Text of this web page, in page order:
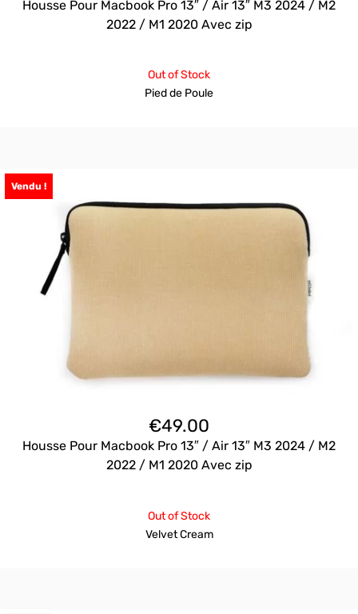
Housse Pour Macbook Pro 13″ / Air 13″ M3 2024 / M2
2022 / M1 2020 Avec zip
Out of Stock
Pied de Poule
Vendu !
€49.00
Housse Pour Macbook Pro 13″ / Air 13″ M3 2024 / M2
2022 / M1 2020 Avec zip
Out of Stock
Velvet Cream